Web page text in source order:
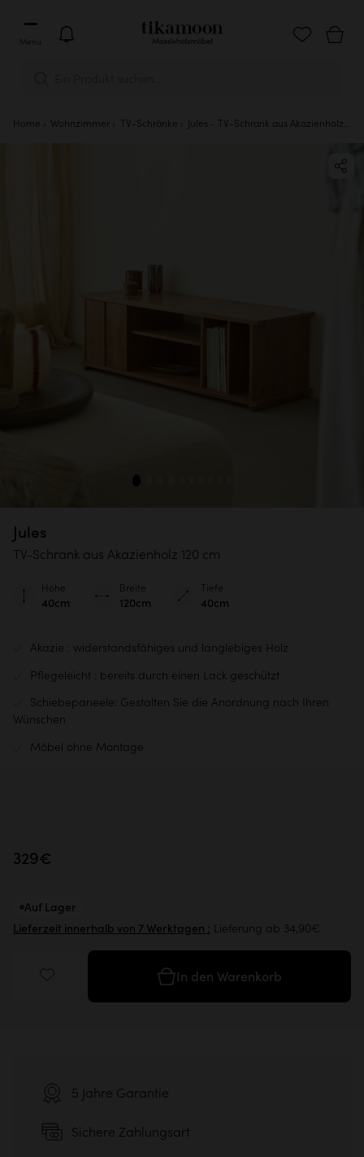
Menu
Home Wohnzimmer TV-Schränke Jules - TV-Schrank aus Akazienholz 120 cm
Jules
TV-Schrank aus Akazienholz 120 cm
Akazie : widerstandsfähiges und langlebiges Holz
Pflegeleicht : bereits durch einen Lack geschützt
Schiebepaneele: Gestalten Sie die Anordnung nach Ihren
Wünschen
Möbel ohne Montage
Höhe
40cm
Breite
120cm
Tiefe
40cm
329€
In den Warenkorb
Auf Lager
Lieferzeit innerhalb von 7 Werktagen : Lieferung ab 34,90€
5 Jahre Garantie
Sichere Zahlungsart